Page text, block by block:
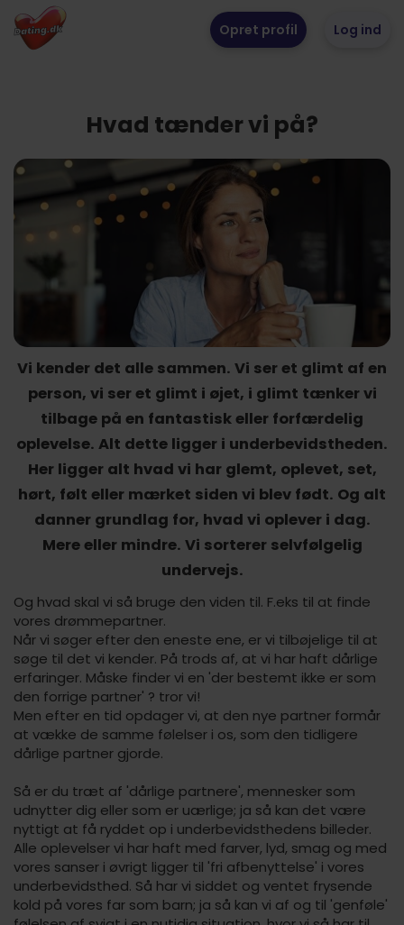
Opret profil Log ind
Hvad tænder vi på?
Vi kender det alle sammen. Vi ser et glimt af en
person, vi ser et glimt i øjet, i glimt tænker vi
tilbage på en fantastisk eller forfærdelig
oplevelse. Alt dette ligger i underbevidstheden.
Her ligger alt hvad vi har glemt, oplevet, set,
hørt, følt eller mærket siden vi blev født. Og alt
danner grundlag for, hvad vi oplever i dag.
Mere eller mindre. Vi sorterer selvfølgelig
undervejs.
Og hvad skal vi så bruge den viden til. F.eks til at finde
vores drømmepartner.
Når vi søger efter den eneste ene, er vi tilbøjelige til at
søge til det vi kender. På trods af, at vi har haft dårlige
erfaringer. Måske finder vi en 'der bestemt ikke er som
den forrige partner' ? tror vi!
Men efter en tid opdager vi, at den nye partner formår
at vække de samme følelser i os, som den tidligere
dårlige partner gjorde.
Så er du træt af 'dårlige partnere', mennesker som
udnytter dig eller som er uærlige; ja så kan det være
nyttigt at få ryddet op i underbevidsthedens billeder.
Alle oplevelser vi har haft med farver, lyd, smag og med
vores sanser i øvrigt ligger til 'fri afbenyttelse' i vores
underbevidsthed. Så har vi siddet og ventet frysende
kold på vores far som barn; ja så kan vi af og til 'genføle'